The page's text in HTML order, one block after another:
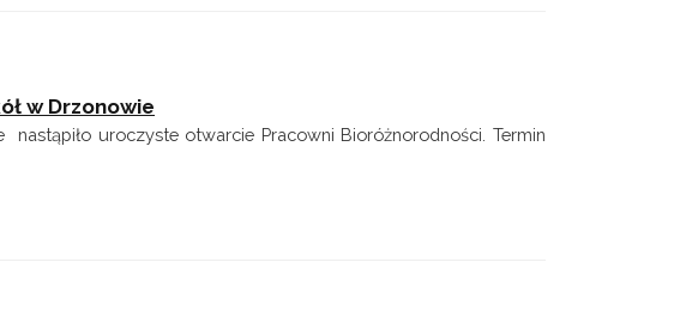
w Drzonowie
uroczyste otwarcie Pracowni Bioróżnorodności. Termin